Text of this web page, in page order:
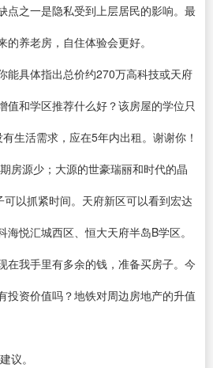
点之一是隐私受到上层居民的影响。最
养老房，自住体验会更好。
能具体指出总价约270万高科技或天府
值和学区推荐什么好？该房屋的学位只
生活需求，应在5年内出租。谢谢你！
房源少；大源的世豪瑞丽和时代的晶
以抓紧时间。天府新区可以看到宏达
悦汇城西区、恒大天府半岛B学区。
在我手里有多余的钱，准备买房子。今
投资价值吗？地铁对周边房地产的升值
议。